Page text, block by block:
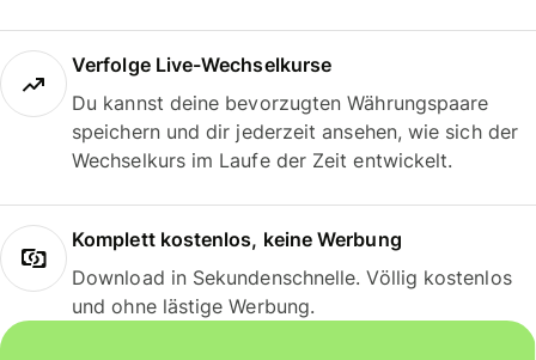
Verfolge Live-Wechselkurse
Du kannst deine bevorzugten Währungspaare
speichern und dir jederzeit ansehen, wie sich der
Wechselkurs im Laufe der Zeit entwickelt.
Komplett kostenlos, keine Werbung
Download in Sekundenschnelle. Völlig kostenlos
und ohne lästige Werbung.